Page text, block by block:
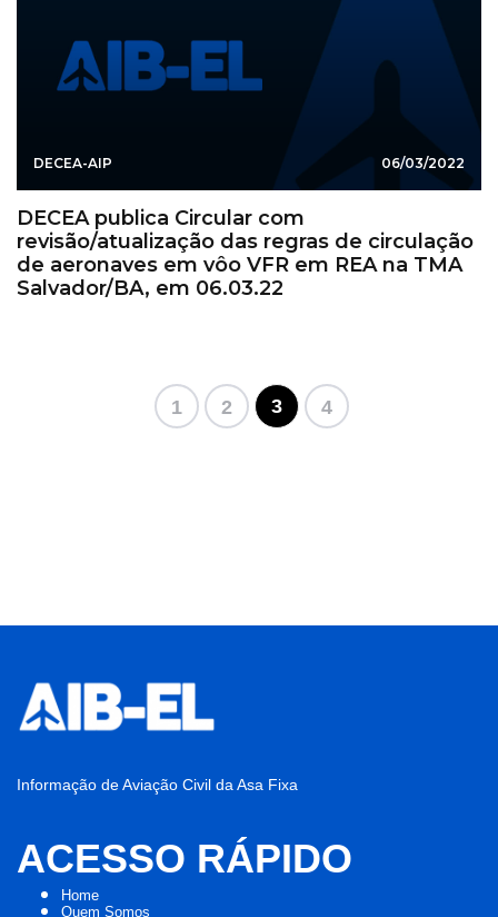
DECEA-AIP 06/03/2022
DECEA publica Circular com
revisão/atualização das regras de circulação
de aeronaves em vôo VFR em REA na TMA
Salvador/BA, em 06.03.22
1 2 3 4
Informação de Aviação Civil da Asa Fixa
ACESSO RÁPIDO
Home
Quem Somos